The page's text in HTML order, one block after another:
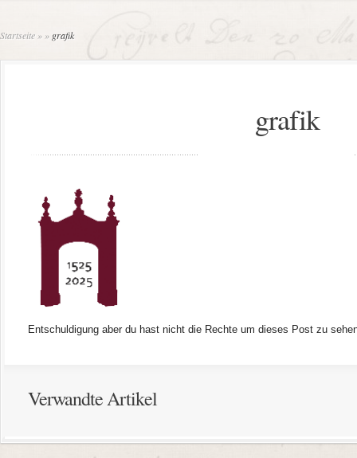
Startseite » » grafik
grafik
Entschuldigung aber du hast nicht die Rechte um dieses Post zu
Verwandte Artikel